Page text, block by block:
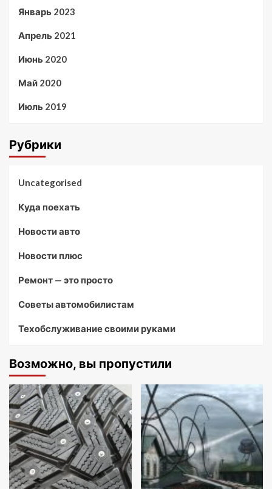
Январь 2023
Апрель 2021
Июнь 2020
Май 2020
Июль 2019
Рубрики
Uncategorised
Куда поехать
Новости авто
Новости плюс
Ремонт — это просто
Советы автомобилистам
Техобслуживание своими руками
Возможно, вы пропустили